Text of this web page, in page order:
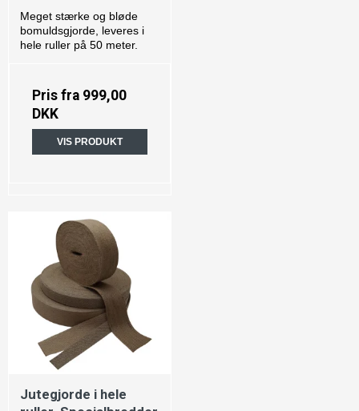
Meget stærke og bløde
bomuldsgjorde, leveres i
hele ruller på 50 meter.
Pris fra 999,00
DKK
VIS PRODUKT
Jutegjorde i hele